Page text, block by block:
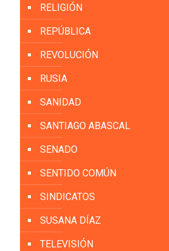
RELIGIÓN
REPÚBLICA
REVOLUCIÓN
RUSIA
SANIDAD
SANTIAGO ABASCAL
SENADO
SENTIDO COMÚN
SINDICATOS
SUSANA DÍAZ
TELEVISIÓN